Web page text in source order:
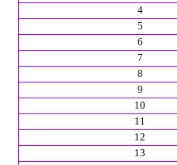
4
5
6
7
8
9
10
11
12
13